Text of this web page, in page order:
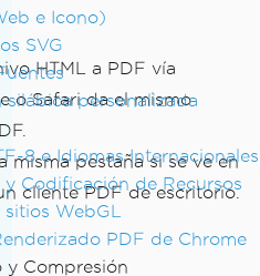
e Icono)
SVG
silábica personalizada
8 e Idiomas Internacionales
y Codificación de Recursos
WebGL
PDF de Chrome
y Compresión
HTML a PDF vía
o Safari da el mismo
misma pestaña si se ve en
cliente PDF de escritorio.